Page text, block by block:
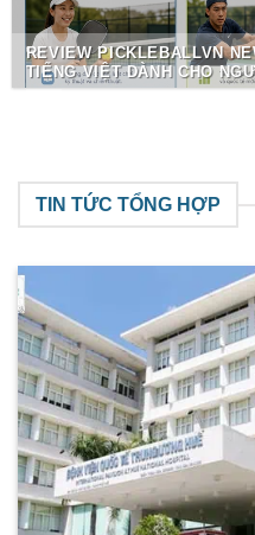
REVIEW PICKLEBALLVN
TIẾNG VIỆT DÀNH CHO
TIN TỨC TỔNG HỢP